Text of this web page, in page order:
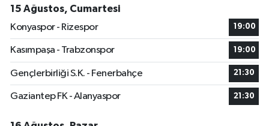
15 Ağustos, Cumartesi
Konyaspor - Rizespor
19:00
Kasımpaşa - Trabzonspor 19:00
Gençlerbirliği S.K. - Fenerbahçe 21:30
Gaziantep FK - Alanyaspor 21:30